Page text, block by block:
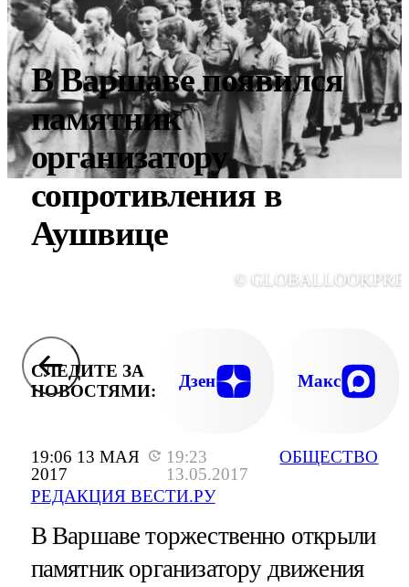
19:06 13 МАЯ
2017
19:23
13.05.2017
РЕДАКЦИЯ ВЕСТИ.РУ
ОБЩЕСТВО
В Варшаве появился
памятник
организатору
сопротивления в
Аушвице
©
СЛЕДИТЕ ЗА
НОВОСТЯМИ:
Дзен Макс
В Варшаве торжественно открыли
памятник организатору движения